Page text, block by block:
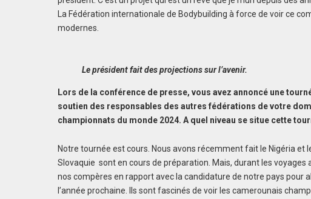
La Fédération internationale de Bodybuilding à force de voir ce
modernes.
Le président fait des projections sur l’avenir.
Lors de la conférence de presse, vous avez annoncé une
soutien des responsables des autres fédérations de votre
championnats du monde 2024. A quel niveau se situe cette
Notre tournée est cours. Nous avons récemment fait le Nigéria et
Slovaquie sont en cours de préparation. Mais, durant les voyages
nos compères en rapport avec la candidature de notre pays pour
l’année prochaine. Ils sont fascinés de voir les camerounais